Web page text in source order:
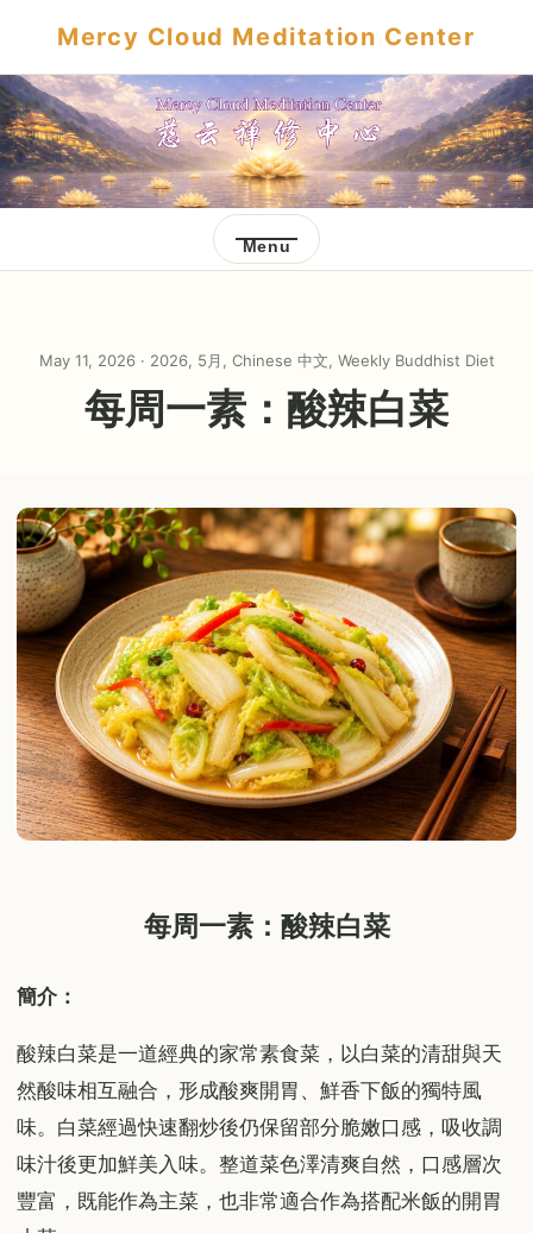
Mercy Cloud Meditation Center
Menu
May 11, 2026 · 2026, 5月 , Chinese 中文, Weekly Buddhist Diet
每周一素：酸辣白菜
每周一素：酸辣白菜
簡介：
酸辣白菜是一道經典的家常素食菜，以白菜的清甜與天
然酸味相互融合，形成酸爽開胃、鮮香下飯的獨特風
味。白菜經過快速翻炒後仍保留部分脆嫩口感，吸收調
味汁後更加鮮美入味。整道菜色澤清爽自然，口感層次
豐富，既能作為主菜，也非常適合作為搭配米飯的開胃